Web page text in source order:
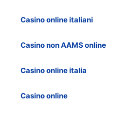
Casino online italiani
Casino non AAMS online
Casino online italia
Casino online